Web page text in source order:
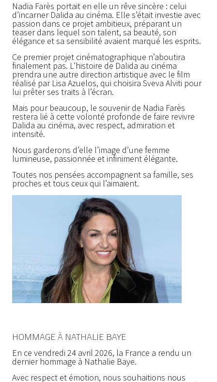
Nadia Farès portait en elle un rêve sincère : celui
d’incarner Dalida au cinéma. Elle s’était investie avec
passion dans ce projet ambitieux, préparant un
teaser dans lequel son talent, sa beauté, son
élégance et sa sensibilité avaient marqué les esprits.
Ce premier projet cinématographique n’aboutira
finalement pas. L’histoire de Dalida au cinéma
prendra une autre direction artistique avec le film
réalisé par Lisa Azuelos, qui choisira Sveva Alviti pour
lui prêter ses traits à l’écran.
Mais pour beaucoup, le souvenir de Nadia Farès
restera lié à cette volonté profonde de faire revivre
Dalida au cinéma, avec respect, admiration et
intensité.
Nous garderons d’elle l’image d’une femme
lumineuse, passionnée et infiniment élégante.
Toutes nos pensées accompagnent sa famille, ses
proches et tous ceux qui l’aimaient.
HOMMAGE À NATHALIE BAYE
En ce vendredi 24 avril 2026, la France a rendu un
dernier hommage à Nathalie Baye.
Avec respect et émotion, nous souhaitions nous